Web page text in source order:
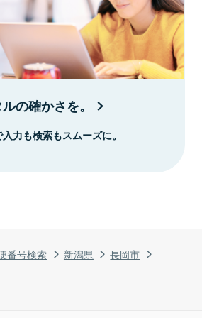
番号検索 新潟県
長岡市
の確かさを。
力も検索もスムーズに。